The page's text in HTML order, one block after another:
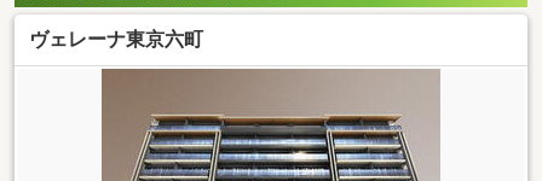
ヴェレーナ東京六町